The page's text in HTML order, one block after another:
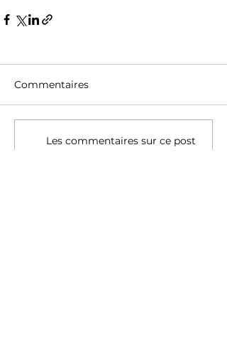
Commentaires
Les commentaires sur ce post